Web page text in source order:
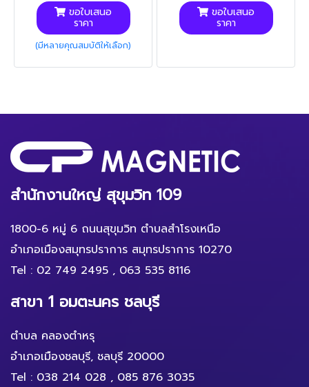
ขอใบเสนอ
ราคา
(มีหลายคุณสมบัติให้เลือก)
ขอใบเสนอ
ราคา
สำนักงานใหญ่ สุขุมวิท 109
1800-6 หมู่ 6 ถนนสุขุมวิท ตำบลสำโรงเหนือ
อำเภอเมืองสมุทรปราการ สมุทรปราการ 10270
Tel : 02 749 2495 , 063 535 8116
สาขา 1 อมตะนคร ชลบุรี
ตำบล คลองตำหรุ
อำเภอเมืองชลบุรี, ชลบุรี 20000
Tel : 038 214 028 , 085 876 3035